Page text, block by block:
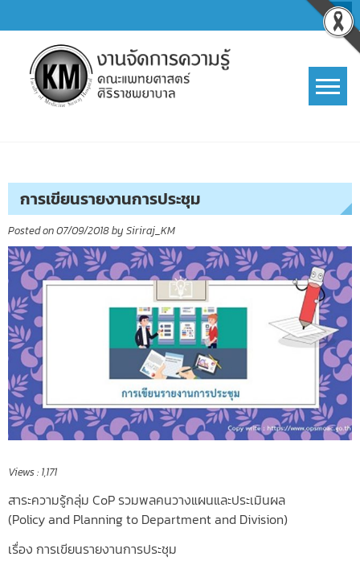
to
content
การเขียนรายงานการประชุม
Posted on07/09/2018by Siriraj_KM
Views : 1,171
สาระความรู้กลุ่ม CoP รวมพลคนวางแผนและประเมินผล
(Policy and Planning to Department and Division)
เรื่อง การเขียนรายงานการประชุม